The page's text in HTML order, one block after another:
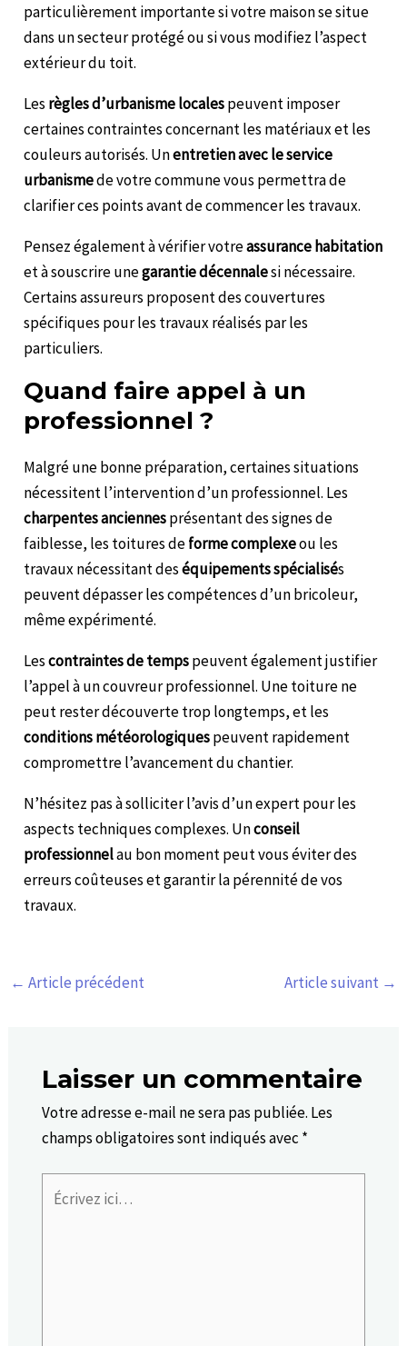
particulièrement importante si votre maison se situe
dans un secteur protégé ou si vous modifiez l’aspect
extérieur du toit.
Les règles d’urbanisme localespeuvent imposer
certaines contraintes concernant les matériaux et les
couleurs autorisés. Unentretien avec le service
urbanismede votre commune vous permettra de
clarifier ces points avant de commencer les travaux.
Pensez également à vérifier votreassurance habitation
et à souscrire unegarantie décennalesi nécessaire.
Certains assureurs proposent des couvertures
spécifiques pour les travaux réalisés par les
particuliers.
Quand faire appel à un
professionnel ?
Malgré une bonne préparation, certaines situations
nécessitent l’intervention d’un professionnel. Les
charpentes anciennesprésentant des signes de
faiblesse, les toitures deforme complexeou les
travaux nécessitant deséquipements spécialisés
peuvent dépasser les compétences d’un bricoleur,
même expérimenté.
Lescontraintes de tempspeuvent également justifier
l’appel à un couvreur professionnel. Une toiture ne
peut rester découverte trop longtemps, et les
conditions météorologiquespeuvent rapidement
compromettre l’avancement du chantier.
N’hésitez pas à solliciter l’avis d’un expert pour les
aspects techniques complexes. Unconseil
professionnelau bon moment peut vous éviter des
erreurs coûteuses et garantir la pérennité de vos
travaux.
← Article précédent Article suivant →
Laisser un commentaire
Votre adresse e-mail ne sera pas publiée. Les
champs obligatoires sont indiqués avec *
Écrivez
ici…